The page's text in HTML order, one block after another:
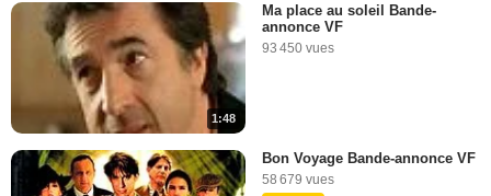
1:48
Ma place au soleil Bande-
annonce VF
93 450 vues
Bon Voyage Bande-annonce VF
58 679 vues